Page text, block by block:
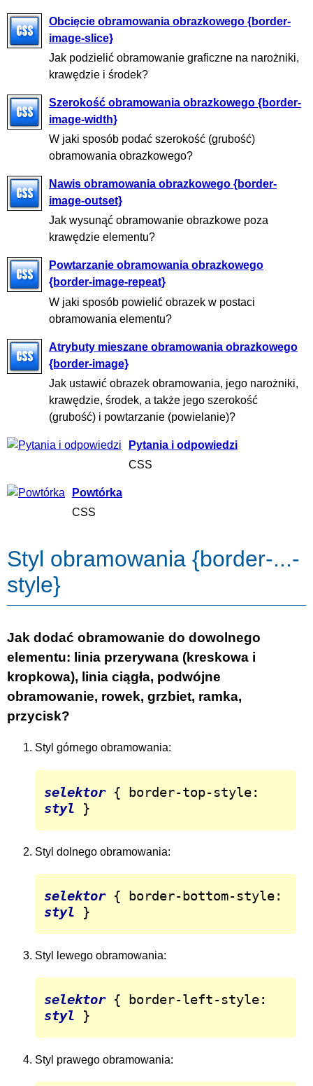
Obcięcie obramowania obrazkowego {border-
image-slice}
Jak podzielić obramowanie graficzne na narożniki,
krawędzie i środek?
Szerokość obramowania obrazkowego {border-
image-width}
W jaki sposób podać szerokość (grubość)
obramowania obrazkowego?
Nawis obramowania obrazkowego {border-
image-outset}
Jak wysunąć obramowanie obrazkowe poza
krawędzie elementu?
Powtarzanie obramowania obrazkowego
{border-image-repeat}
W jaki sposób powielić obrazek w postaci
obramowania elementu?
Atrybuty mieszane obramowania obrazkowego
{border-image}
Jak ustawić obrazek obramowania, jego narożniki,
krawędzie, środek, a także jego szerokość
(grubość) i powtarzanie (powielanie)?
Pytania i odpowiedzi
CSS
Powtórka
CSS
Styl obramowania {border-...-
style}
Jak dodać obramowanie do dowolnego
elementu: linia przerywana (kreskowa i
kropkowa), linia ciągła, podwójne
obramowanie, rowek, grzbiet, ramka,
przycisk?
Styl górnego obramowania:
selektor
styl }
Styl dolnego obramowania:
selektor
styl }
Styl lewego obramowania:
selektor
styl }
Styl prawego obramowania: